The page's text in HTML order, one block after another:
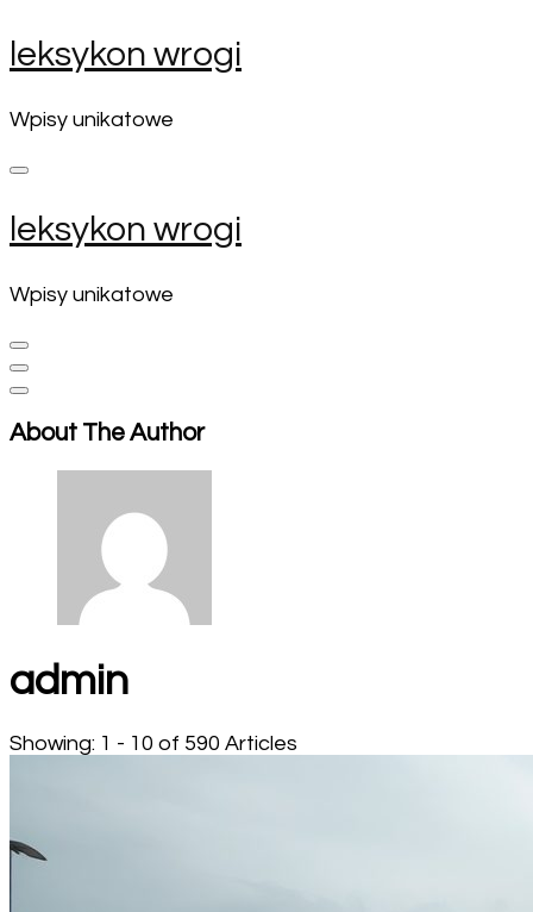
Skip
to
(Press
Enter)
leksykon wrogi
Wpisy unikatowe
leksykon wrogi
Wpisy unikatowe
About The Author
admin
Showing: 1 - 10 of 590 Articles